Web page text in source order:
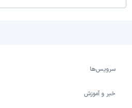
سرویس‌ها
خبر و آموزش